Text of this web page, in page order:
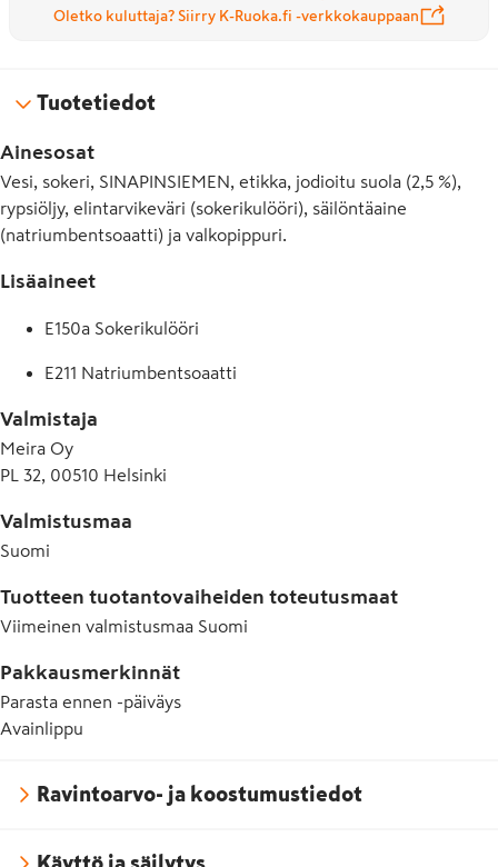
Oletko kuluttaja? Siirry K-Ruoka.fi -verkkokauppaan
Tuotetiedot
Ainesosat
Vesi, sokeri, SINAPINSIEMEN, etikka, jodioitu suola (2,5 %),
rypsiöljy, elintarvikeväri (sokerikulööri), säilöntä­aine
(natriumbentsoaatti) ja valkopippuri.
Lisäaineet
E150a Sokerikulööri
E211 Natriumbentsoaatti
Valmistaja
Meira Oy
PL 32, 00510 Helsinki
Valmistusmaa
Suomi
Tuotteen tuotantovaiheiden toteutusmaat
Viimeinen valmistusmaa Suomi
Pakkausmerkinnät
Parasta ennen -päiväys
Avainlippu
Ravintoarvo- ja koostumustiedot